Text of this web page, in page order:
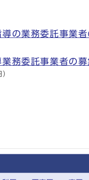
の業務委託事業者
務委託事業者の募